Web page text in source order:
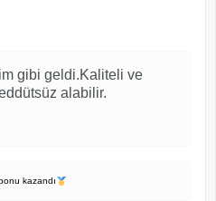
gibi geldi.Kaliteli ve
alabilir.
kazandı